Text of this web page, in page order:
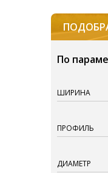
По
ШИРИНА
ПРОФИЛЬ
ДИАМЕТР